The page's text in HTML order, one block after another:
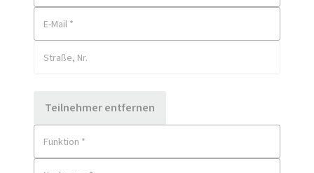
E-Mail *
Straße, Nr.
Teilnehmer entfernen
Funktion *